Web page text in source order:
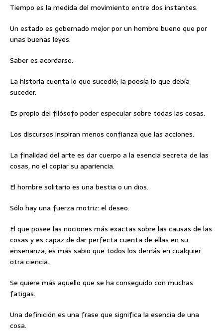
Tiempo es la medida del movimiento entre dos instantes.
Un estado es gobernado mejor por un hombre bueno que por
unas buenas leyes.
Saber es acordarse.
La historia cuenta lo que sucedió; la poesía lo que debía
suceder.
Es propio del filósofo poder especular sobre todas las cosas.
Los discursos inspiran menos confianza que las acciones.
La finalidad del arte es dar cuerpo a la esencia secreta de las
cosas, no el copiar su apariencia.
El hombre solitario es una bestia o un dios.
Sólo hay una fuerza motriz: el deseo.
El que posee las nociones más exactas sobre las causas de las
cosas y es capaz de dar perfecta cuenta de ellas en su
enseñanza, es más sabio que todos los demás en cualquier
otra ciencia.
Se quiere más aquello que se ha conseguido con muchas
fatigas.
Una definición es una frase que significa la esencia de una
cosa.